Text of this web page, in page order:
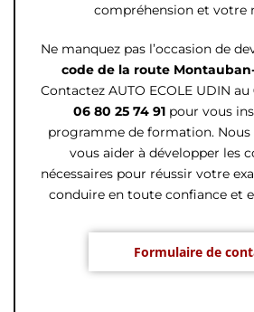
compréhension et votre
Ne manquez pas l’occasion de
code de la route
Contactez AUTO ECOLE UDIN au
06 80 25 74 91 pour vous
programme de formation.
vous aider à développer les
nécessaires pour réussir votre
conduire en toute confiance et
Formulaire de